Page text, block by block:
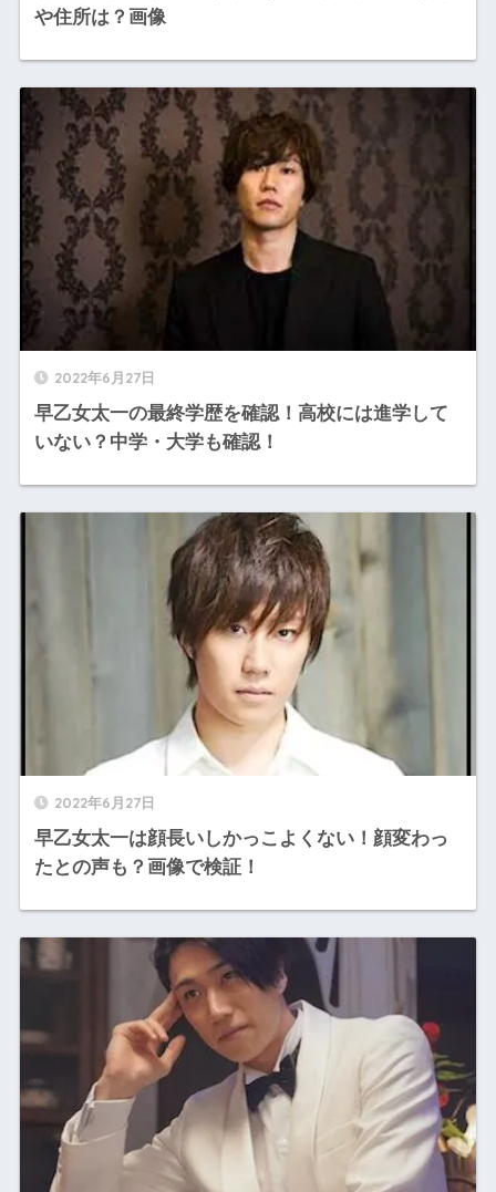
や住所は？画像
2022年6月27日
早乙女太一の最終学歴を確認！高校には進学して
いない？中学・大学も確認！
2022年6月27日
早乙女太一は顔長いしかっこよくない！顔変わっ
たとの声も？画像で検証！